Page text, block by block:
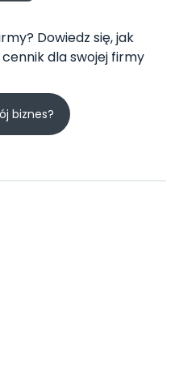
Dowiedz się, jak
cennik dla swojej firmy
biznes?